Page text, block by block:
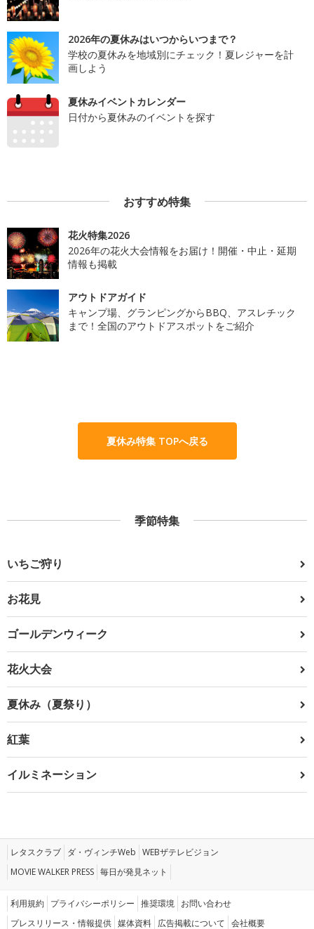
2026年の夏休みはいつからいつまで？
学校の夏休みを地域別にチェック！夏レジャーを計
画しよう
夏休みイベントカレンダー
日付から夏休みのイベントを探す
おすすめ特集
花火特集2026
2026年の花火大会情報をお届け！開催・中止・延期
情報も掲載
アウトドアガイド
キャンプ場、グランピングからBBQ、アスレチック
まで！全国のアウトドアスポットをご紹介
夏休み特集 TOPへ戻る
季節特集
いちご狩り
お花見
ゴールデンウィーク
花火大会
夏休み（夏祭り）
紅葉
イルミネーション
レタスクラブ ダ・ヴィンチWeb WEBザテレビジョン
MOVIE WALKER PRESS 毎日が発見ネット
利用規約 プライバシーポリシー 推奨環境 お問い合わせ
プレスリリース・情報提供 媒体資料 広告掲載について 会社概要